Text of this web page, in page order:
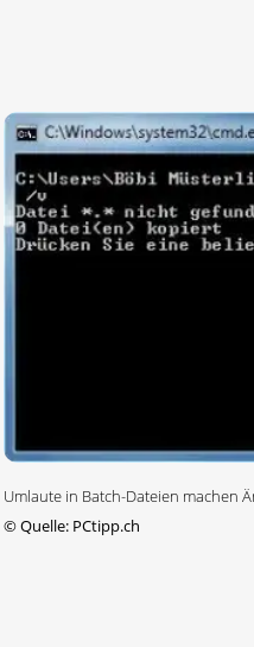
Umlaute in Batch-Dateien machen
©Quelle: PCtipp.ch